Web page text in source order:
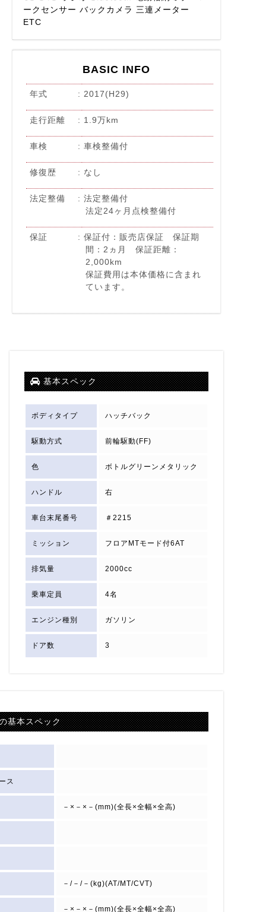
ークセンサー バックカメラ 三連メーター
ETC
BASIC INFO
年式 2017(H29)
走行距離 1.9万km
車検 車検整備付
修復歴 なし
法定整備
法定整備付
法定24ヶ月点検整備付
保証
保証付：販売店保証 保証期
間：2ヵ月 保証距離：
2,000km
保証費用は本体価格に含まれ
ています。
基本スペック
ボディタイプ ハッチバック
駆動方式 前輪駆動(FF)
色 ボトルグリーンメタリック
ハンドル 右
車台末尾番号 ＃2215
ミッション フロアMTモード付6AT
排気量 2000cc
乗車定員 4名
エンジン種別 ガソリン
ドア数 3
基本スペック
ス
－×－×－(mm)(全長×全幅×全高)
－/－/－(kg)(AT/MT/CVT)
－×－×－(mm)(全長×全幅×全高)